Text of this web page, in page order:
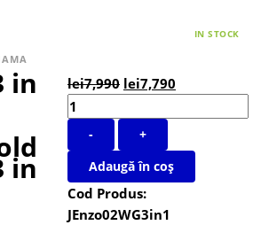
IN STOCK
in
in
lei7,990 lei7,790
-
+
Adaugă în coș
Cod Produs:
JEnzo02WG3in1